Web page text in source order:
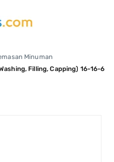
Minuman
Filling, Capping) 16-16-6